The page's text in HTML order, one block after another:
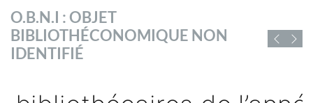
CHIFFRES ET RAPPORTS
Vous trouverez ici des chiffres et
TOUTES LES OFFRES
D'EMPLOI DE
BIBLIOFRANCE
O.B.N.I : OBJET
BIBLIOTHÉCONOMIQUE NON
IDENTIFIÉ